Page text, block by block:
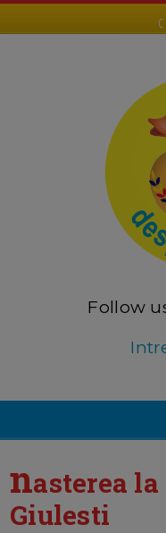
Follow
nasterea
Giulesti